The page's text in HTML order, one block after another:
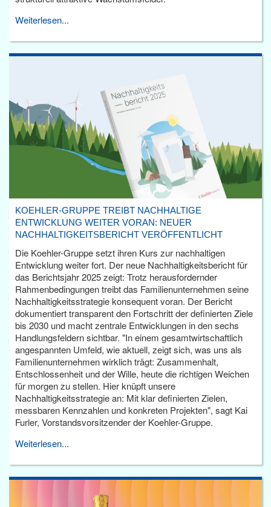
Weiterlesen...
KOEHLER-GRUPPE TREIBT NACHHALTIGE
ENTWICKLUNG WEITER VORAN: NEUER
NACHHALTIGKEITSBERICHT VERÖFFENTLICHT
Die Koehler-Gruppe setzt ihren Kurs zur nachhaltigen
Entwicklung weiter fort. Der neue Nachhaltigkeitsbericht für
das Berichtsjahr 2025 zeigt: Trotz herausfordernder
Rahmenbedingungen treibt das Familienunternehmen seine
Nachhaltigkeitsstrategie konsequent voran. Der Bericht
dokumentiert transparent den Fortschritt der definierten Ziele
bis 2030 und macht zentrale Entwicklungen in den sechs
Handlungsfeldern sichtbar. "In einem gesamtwirtschaftlich
angespannten Umfeld, wie aktuell, zeigt sich, was uns als
Familienunternehmen wirklich trägt: Zusammenhalt,
Entschlossenheit und der Wille, heute die richtigen Weichen
für morgen zu stellen. Hier knüpft unsere
Nachhaltigkeitsstrategie an: Mit klar definierten Zielen,
messbaren Kennzahlen und konkreten Projekten", sagt Kai
Furler, Vorstandsvorsitzender der Koehler-Gruppe.
Weiterlesen...